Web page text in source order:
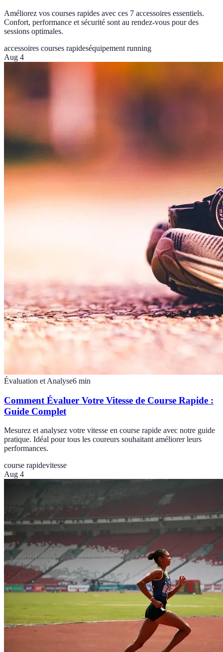
Améliorez vos courses rapides avec ces 7 accessoires essentiels.
Confort, performance et sécurité sont au rendez-vous pour des
sessions optimales.
accessoires courses rapideséquipement running
Aug 4
Évaluation et Analyse6 min
Comment Évaluer Votre Vitesse de Course Rapide :
Guide Complet
Mesurez et analysez votre vitesse en course rapide avec notre guide
pratique. Idéal pour tous les coureurs souhaitant améliorer leurs
performances.
course rapidevitesse
Aug 4